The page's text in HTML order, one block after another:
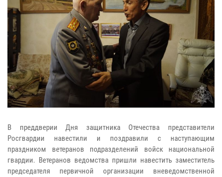
В преддверии Дня защитника Отечества представители
Росгвардии навестили и поздравили с наступающим
праздником ветеранов подразделений войск национальной
гвардии. Ветеранов ведомства пришли навестить заместитель
председателя первичной организации вневедомственной